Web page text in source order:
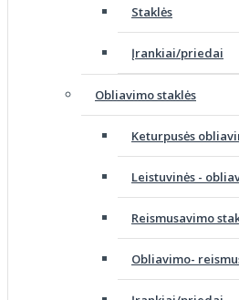
Staklės
Įrankiai/priedai
Obliavimo staklės
Keturpusės
Leistuvinės -
Reismusavimo
Obliavimo-